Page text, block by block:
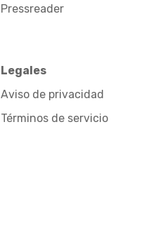
Pressreader
Legales
Aviso de privacidad
Términos de servicio